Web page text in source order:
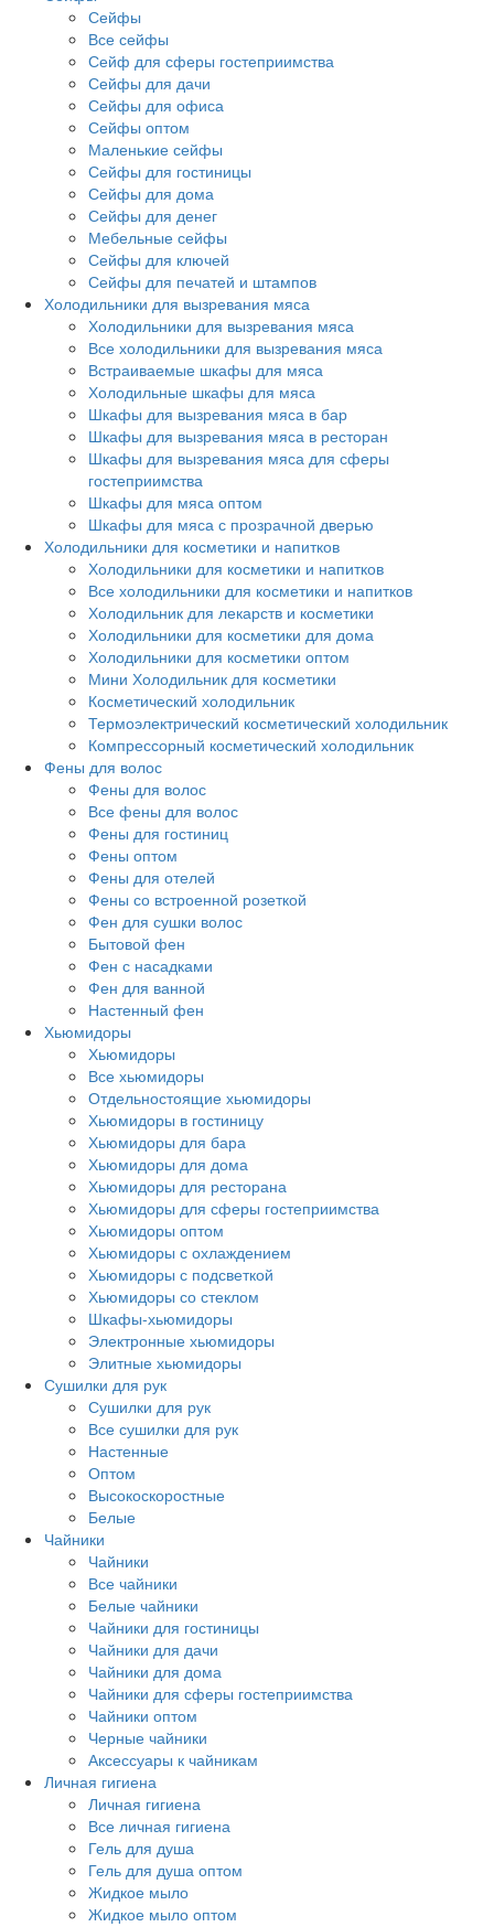
Сейфы
Все сейфы
Сейф для сферы гостеприимства
Сейфы для дачи
Сейфы для офиса
Сейфы оптом
Маленькие сейфы
Сейфы для гостиницы
Сейфы для дома
Сейфы для денег
Мебельные сейфы
Сейфы для ключей
Сейфы для печатей и штампов
Холодильники для вызревания мяса
Холодильники для вызревания мяса
Все холодильники для вызревания мяса
Встраиваемые шкафы для мяса
Холодильные шкафы для мяса
Шкафы для вызревания мяса в бар
Шкафы для вызревания мяса в ресторан
Шкафы для вызревания мяса для сферы
гостеприимства
Шкафы для мяса оптом
Шкафы для мяса с прозрачной дверью
Холодильники для косметики и напитков
Холодильники для косметики и напитков
Все холодильники для косметики и напитков
Холодильник для лекарств и косметики
Холодильники для косметики для дома
Холодильники для косметики оптом
Мини Холодильник для косметики
Косметический холодильник
Термоэлектрический косметический холодильник
Компрессорный косметический холодильник
Фены для волос
Фены для волос
Все фены для волос
Фены для гостиниц
Фены оптом
Фены для отелей
Фены со встроенной розеткой
Фен для сушки волос
Бытовой фен
Фен с насадками
Фен для ванной
Настенный фен
Хьюмидоры
Хьюмидоры
Все хьюмидоры
Отдельностоящие хьюмидоры
Хьюмидоры в гостиницу
Хьюмидоры для бара
Хьюмидоры для дома
Хьюмидоры для ресторана
Хьюмидоры для сферы гостеприимства
Хьюмидоры оптом
Хьюмидоры с охлаждением
Хьюмидоры с подсветкой
Хьюмидоры со стеклом
Шкафы-хьюмидоры
Электронные хьюмидоры
Элитные хьюмидоры
Сушилки для рук
Сушилки для рук
Все сушилки для рук
Настенные
Оптом
Высокоскоростные
Белые
Чайники
Чайники
Все чайники
Белые чайники
Чайники для гостиницы
Чайники для дачи
Чайники для дома
Чайники для сферы гостеприимства
Чайники оптом
Черные чайники
Аксессуары к чайникам
Личная гигиена
Личная гигиена
Все личная гигиена
Гель для душа
Гель для душа оптом
Жидкое мыло
Жидкое мыло оптом